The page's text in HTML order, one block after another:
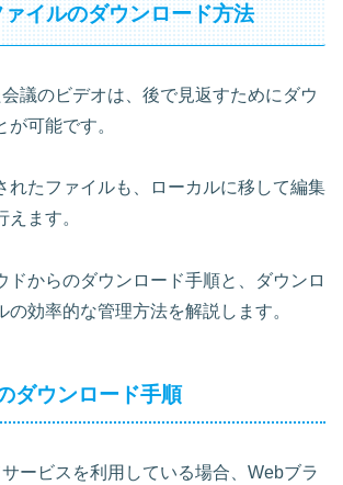
イルのダウンロード方法
議のビデオは、後で見返すためにダウ
が可能です。
れたファイルも、ローカルに移して編集
ます。
ドからのダウンロード手順と、ダウンロ
の効率的な管理方法を解説します。
ダウンロード手順
ービスを利用している場合、Webブラ